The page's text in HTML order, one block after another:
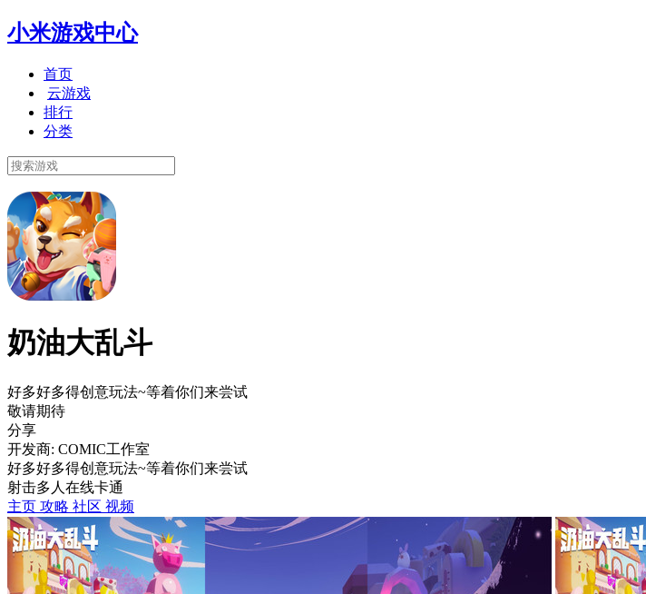
小米游戏中心
首页
云游戏
排行
分类
奶油大乱斗
好多好多得创意玩法~等着你们来尝试
敬请期待
分享
开发商: COMIC工作室
好多好多得创意玩法~等着你们来尝试
射击多人在线卡通
主页 攻略 社区 视频